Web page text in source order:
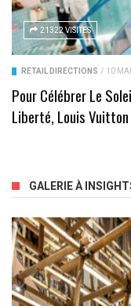
21322 VISITES
RETAIL DIRECTIONS / 10
Pour Célébrer Le
Liberté, Louis
GALERIE À